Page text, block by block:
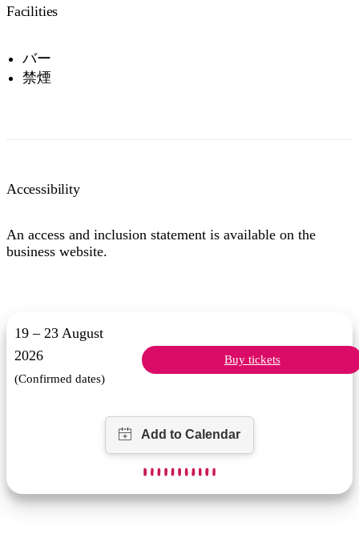
Facilities
バー
禁煙
Accessibility
An access and inclusion statement is available on the
business website.
19 – 23 August
2026
(Confirmed dates)
Buy tickets